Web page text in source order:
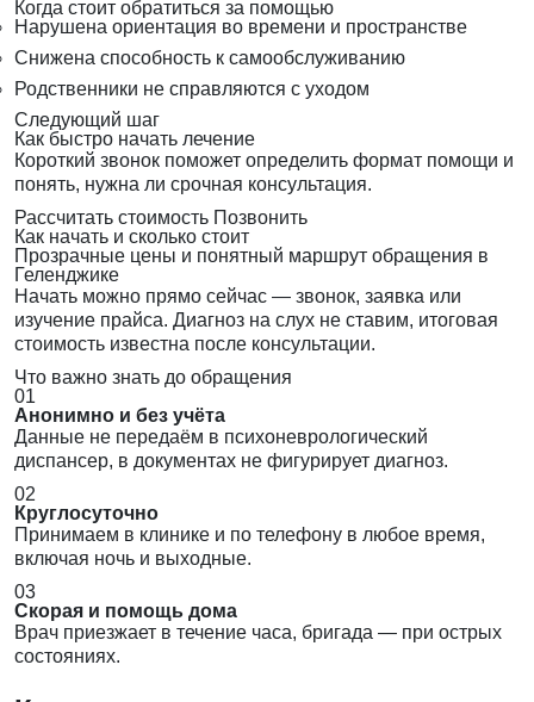
Когда стоит обратиться за помощью
Нарушена ориентация во времени и пространстве
Снижена способность к самообслуживанию
Родственники не справляются с уходом
Следующий шаг
Как быстро начать лечение
Короткий звонок поможет определить формат помощи и
понять, нужна ли срочная консультация.
Рассчитать стоимость Позвонить
Как начать и сколько стоит
Прозрачные цены и понятный маршрут обращения в
Геленджике
Начать можно прямо сейчас — звонок, заявка или
изучение прайса. Диагноз на слух не ставим, итоговая
стоимость известна после консультации.
Что важно знать до обращения
01
Анонимно и без учёта
Данные не передаём в психоневрологический
диспансер, в документах не фигурирует диагноз.
02
Круглосуточно
Принимаем в клинике и по телефону в любое время,
включая ночь и выходные.
03
Скорая и помощь дома
Врач приезжает в течение часа, бригада — при острых
состояниях.